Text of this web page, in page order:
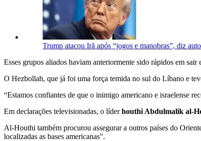
Trump atacou Irã após “jogos e manobras”, diz
Esses grupos aliados haviam anteriormente sido rápidos em
O Hezbollah, que já foi uma força temida no sul do Líbano e
“Estamos confiantes de que o inimigo americano e israelense
Em declarações televisionadas, o líderhouthi Abdulmalik al-
Al-Houthi também procurou assegurar a outros países do
localizadas as bases americanas".